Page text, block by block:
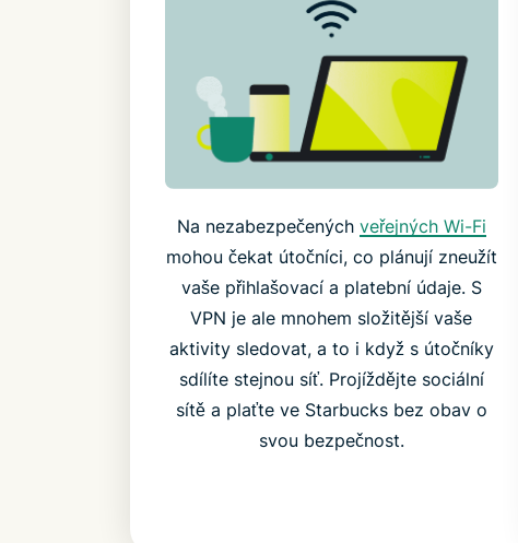
Na nezabezpečených veřejných Wi-Fi
mohou čekat útočníci, co plánují zneužít
vaše přihlašovací a platební údaje. S
VPN je ale mnohem složitější vaše
aktivity sledovat, a to i když s útočníky
sdílíte stejnou síť. Projíždějte sociální
sítě a plaťte ve Starbucks bez obav o
svou bezpečnost.